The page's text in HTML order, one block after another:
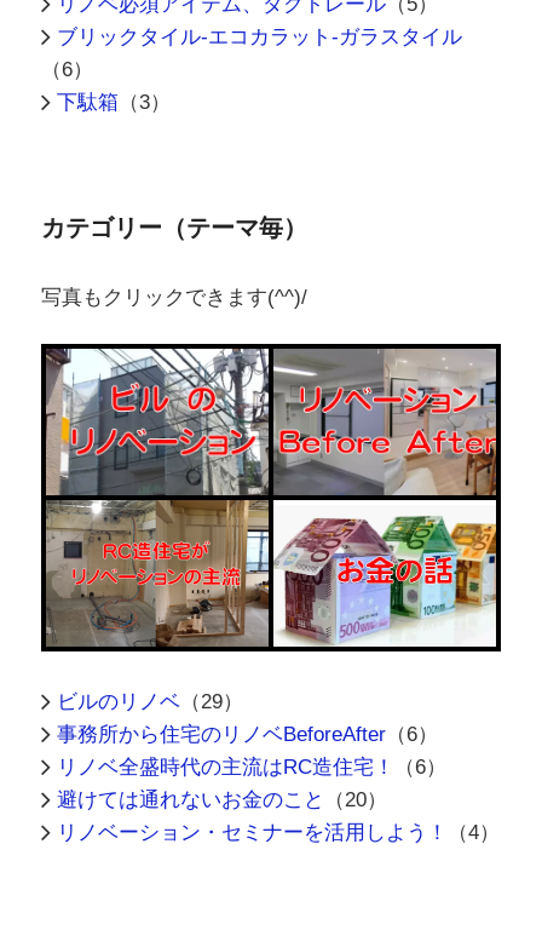
ブリックタイル-エコカラット-ガラスタイル
（6）
下駄箱 （3）
カテゴリー（テーマ毎）
写真もクリックできます(^^)/
ビルのリノベ（29）
事務所から住宅のリノベBeforeAfter（6）
リノベ全盛時代の主流はRC造住宅！
（6）
避けては通れないお金のこと
（20）
リノベーション・セミナーを活用しよう！
（4）